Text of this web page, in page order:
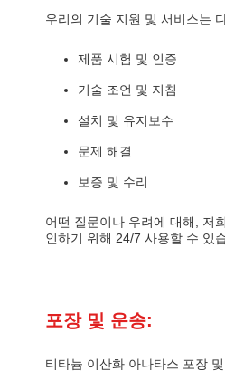
우리의 기술 지원 및 서비스는
제품 시험 및 인증
기술 조언 및 지침
설치 및 유지보수
문제 해결
보증 및 수리
어떤 질문이나 우려에 대해, 저
인하기 위해 24/7 사용할 수 있
포장 및 운송:
티타늄 이산화 아나타스 포장